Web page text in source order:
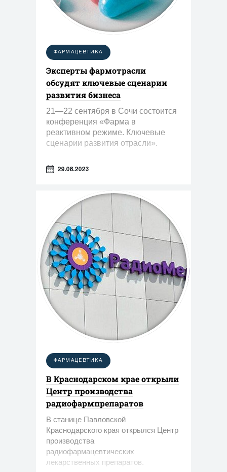
ФАРМАЦЕВТИКА
Эксперты фармотрасли
обсудят ключевые сценарии
развития бизнеса
21—22 сентября в Сочи состоится
конференция «Фарма в
реактивном режиме. Ключевые
сценарии развития отрасли».
29.08.2023
ФАРМАЦЕВТИКА
В Краснодарском крае открыли
Центр производства
радиофармпрепаратов
В станице Павловской
Краснодарского края открылся Центр
производства
радиофармацевтических
лекарственных препаратов.